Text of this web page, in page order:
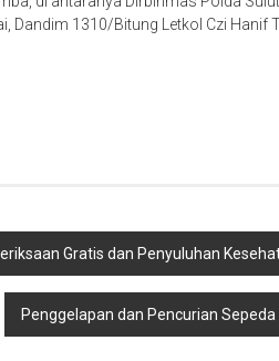
Dandim 1310/Bitung Letkol Czi Hanif
Gratis dan Penyuluhan
Penggelapan dan Pencurian